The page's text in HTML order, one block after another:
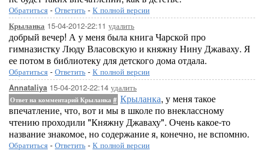
Обратиться - Ответить - К полной версии
Крыланка 15-04-2012-22:11 удалить
добрый вечер! А у меня была книга Чарской про
гимназистку Люду Власовскую и княжну Нину Джаваху. Я
ее потом в библиотеку для детского дома отдала.
Обратиться - Ответить - К полной версии
Annataliya 15-04-2012-22:14 удалить
Ответ на комментарий Крыланка # Крыланка, у меня такое
впечатление, что, вот и мы в школе по внеклассному
чтению проходили "Княжну Джаваху". Очень какое-то
название знакомое, но содержание я, конечно, не вспомню.
Обратиться - Ответить - К полной версии